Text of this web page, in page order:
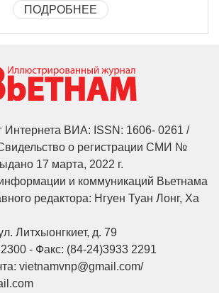
ПОДРОБНЕЕ
Интернета ВИА: ISSN: 1606- 0261 /
о регистрации СМИ №
17 марта, 2022 г.
и коммуникаций Вьетнама
редактора: Нгуен Туан Лонг, Ха
Литхыонгкиет, д. 79
- Факс: (84-24)3933 2291
vietnamvnp@gmail.com/